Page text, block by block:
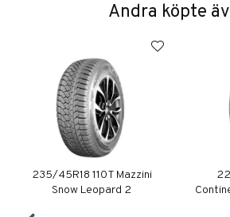
Andra köpte
235/45R18 110T Mazzini
Snow Leopard 2